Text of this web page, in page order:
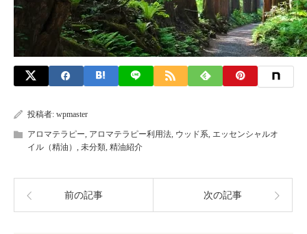
投稿者: wpmaster
アロマテラピー アロマテラピー利用法 ウッド系 エッセンシャルオ
イル（精油）
未分類 精油紹介
前の記事 次の記事